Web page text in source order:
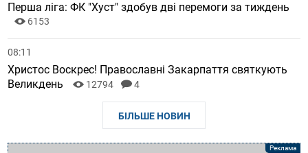
Перша ліга: ФК "Хуст" здобув дві перемоги за тиждень
6153
08:11
Христос Воскрес! Православні Закарпаття святкують
Великдень
12794 4
БІЛЬШЕ НОВИН